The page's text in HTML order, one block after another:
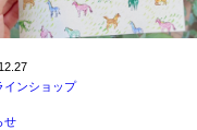
インショップ
せ